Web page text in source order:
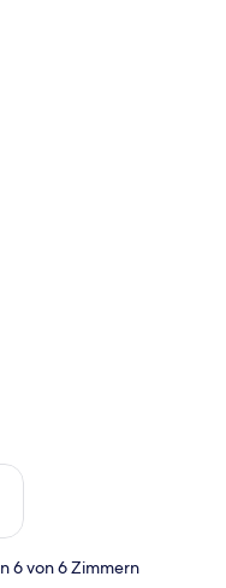
Wochenende, Aug.
6 von 6 Zimmern